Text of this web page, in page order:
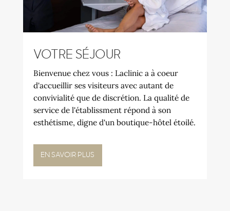
VOTRE SÉJOUR
Bienvenue chez vous : Laclinic a à coeur
d'accueillir ses visiteurs avec autant de
convivialité que de discrétion. La qualité de
service de l'établissment répond à son
esthétisme, digne d'un boutique-hôtel étoilé.
EN SAVOIR PLUS